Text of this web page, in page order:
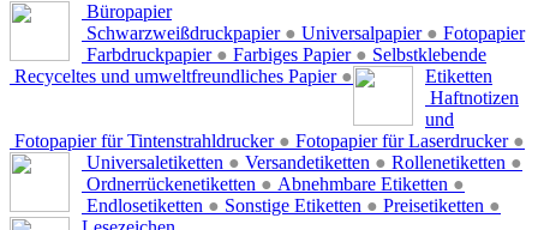
Büropapier
Schwarzweißdruckpapier ● Universalpapier ●
Farbdruckpapier ● Farbiges Papier ●
Recyceltes und umweltfreundliches Papier ●
Fotopapier
Fotopapier für Tintenstrahldrucker ● Fotopapier für Laserdrucker ●
Selbstklebende
Etiketten
Universaletiketten ● Versandetiketten ● Rollenetiketten ●
Ordnerrückenetiketten ● Abnehmbare Etiketten ●
Endlosetiketten ● Sonstige Etiketten ● Preisetiketten ●
Haftnotizen
und